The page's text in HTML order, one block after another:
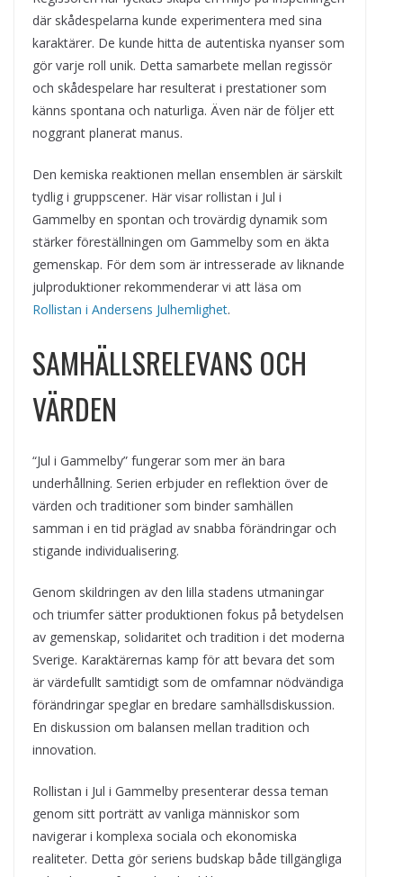
där skådespelarna kunde experimentera med sina
karaktärer. De kunde hitta de autentiska nyanser som
gör varje roll unik. Detta samarbete mellan regissör
och skådespelare har resulterat i prestationer som
känns spontana och naturliga. Även när de följer ett
noggrant planerat manus.
Den kemiska reaktionen mellan ensemblen är särskilt
tydlig i gruppscener. Här visar rollistan i Jul i
Gammelby en spontan och trovärdig dynamik som
stärker föreställningen om Gammelby som en äkta
gemenskap. För dem som är intresserade av liknande
julproduktioner rekommenderar vi att läsa om
Rollistan i Andersens Julhemlighet.
SAMHÄLLSRELEVANS OCH
VÄRDEN
“Jul i Gammelby” fungerar som mer än bara
underhållning. Serien erbjuder en reflektion över de
värden och traditioner som binder samhällen
samman i en tid präglad av snabba förändringar och
stigande individualisering.
Genom skildringen av den lilla stadens utmaningar
och triumfer sätter produktionen fokus på betydelsen
av gemenskap, solidaritet och tradition i det moderna
Sverige. Karaktärernas kamp för att bevara det som
är värdefullt samtidigt som de omfamnar nödvändiga
förändringar speglar en bredare samhällsdiskussion.
En diskussion om balansen mellan tradition och
innovation.
Rollistan i Jul i Gammelby presenterar dessa teman
genom sitt porträtt av vanliga människor som
navigerar i komplexa sociala och ekonomiska
realiteter. Detta gör seriens budskap både tillgängliga